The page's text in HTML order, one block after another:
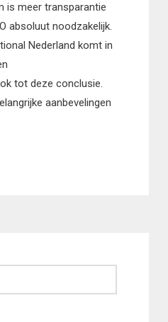
is meer transparantie
absoluut noodzakelijk.
Nederland komt in
tot deze conclusie.
aanbevelingen